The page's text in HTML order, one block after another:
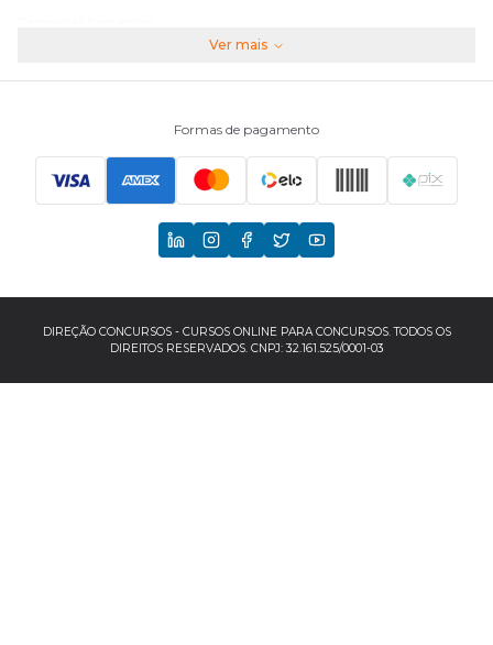
Principais Concursos
Ver mais
Formas de pagamento
DIREÇÃO CONCURSOS - CURSOS ONLINE PARA CONCURSOS. TODOS OS
DIREITOS RESERVADOS. CNPJ: 32.161.525/0001-03